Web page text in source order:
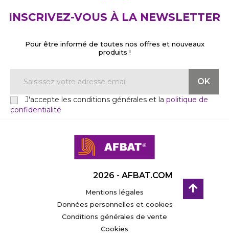
INSCRIVEZ-VOUS À LA NEWSLETTER
Pour être informé de toutes nos offres et nouveaux
produits !
J'accepte les conditions générales et la politique de
confidentialité
2026 - AFBAT.COM
Mentions légales
Données personnelles et cookies
Conditions générales de vente
Cookies